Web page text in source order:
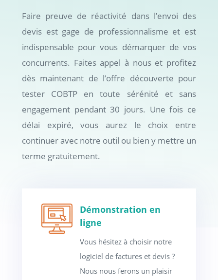
Faire preuve de réactivité dans l’envoi des
devis est gage de professionnalisme et est
indispensable pour vous démarquer de vos
concurrents. Faites appel à nous et profitez
dès maintenant de l’offre découverte pour
tester COBTP en toute sérénité et sans
engagement pendant 30 jours. Une fois ce
délai expiré, vous aurez le choix entre
continuer avec notre outil ou bien y mettre un
terme gratuitement.
Démonstration en
ligne
Vous hésitez à choisir notre
logiciel de factures et devis ?
Nous nous ferons un plaisir